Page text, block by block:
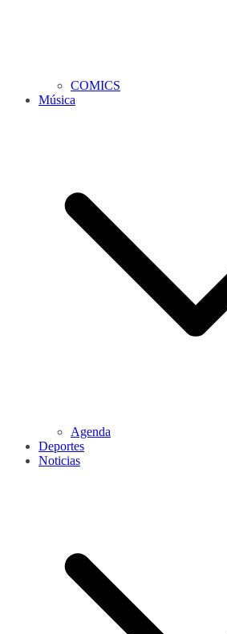
COMICS
Música
Agenda
Deportes
Noticias